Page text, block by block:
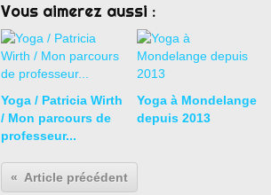
Vous aimerez aussi :
Yoga / Patricia Wirth
/ Mon parcours de
professeur...
Yoga à Mondelange
depuis 2013
Article précédent